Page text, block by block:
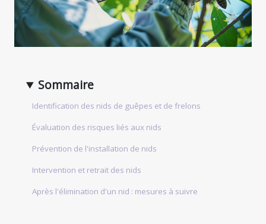
Sommaire
Identification des nids de guêpes et de frelons
Évaluation des risques liés aux nids
Prévention de l'installation de nids
Intervention et retrait des nids
Après l'élimination d'un nid : mesures à suivre